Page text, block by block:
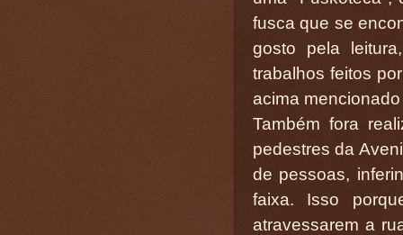
fusca que se
gosto pela
trabalhos feitos
acima mencionado
Também fora
pedestres da
de pessoas,
faixa. Isso
atravessarem a